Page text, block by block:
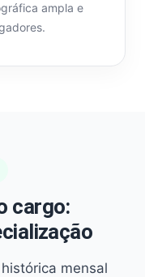
ampla e
cargo:
mensal